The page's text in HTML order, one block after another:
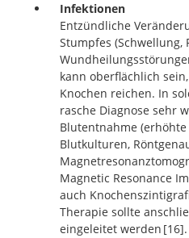
Infektionen
Entzündliche
Stumpfes (Schwellung,
kann oberflächlich
Knochen reichen. In
rasche Diagnose sehr
Blutentnahme
Blutkulturen,
Magnetic Resonance
auch
Therapie sollte
eingeleitet werden 16 .